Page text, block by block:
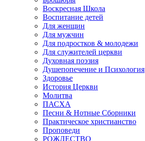
Воскресная Школа
Воспитание детей
Для женщин
Для мужчин
Для подростков & молодежи
Для служителей церкви
Духовная поэзия
Душепопечение и Психология
Здоровье
История Церкви
Молитва
ПАСХА
Песни & Нотные Сборники
Практическое христианство
Проповеди
РОЖДЕСТВО